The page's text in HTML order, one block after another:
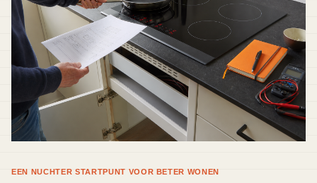
EEN NUCHTER STARTPUNT VOOR BETER WONEN